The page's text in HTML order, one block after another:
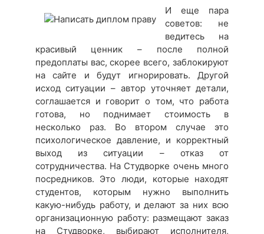
И еще пара
советов: не
ведитесь на
красивый ценник – после полной
предоплаты вас, скорее всего, заблокируют
на сайте и будут игнорировать. Другой
исход ситуации – автор уточняет детали,
соглашается и говорит о том, что работа
готова, но поднимает стоимость в
несколько раз. Во втором случае это
психологическое давление, и корректный
выход из ситуации – отказ от
сотрудничества. На Студворке очень много
посредников. Это люди, которые находят
студентов, которым нужно выполнить
какую-нибудь работу, и делают за них всю
организационную работу: размещают заказ
на Студворке, выбирают исполнителя,